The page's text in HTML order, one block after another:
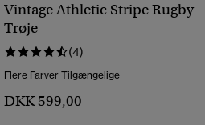
Vintage Athletic Stripe Rugby
Trøje
(4)
Flere Farver Tilgængelige
DKK 599,00